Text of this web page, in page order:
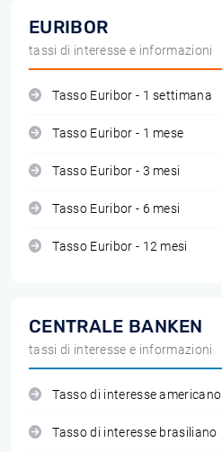
EURIBOR
tassi di interesse e informazioni
Tasso Euribor - 1 settimana
Tasso Euribor - 1 mese
Tasso Euribor - 3 mesi
Tasso Euribor - 6 mesi
Tasso Euribor - 12 mesi
CENTRALE BANKEN
tassi di interesse e informazioni
Tasso di interesse americano
Tasso di interesse brasiliano